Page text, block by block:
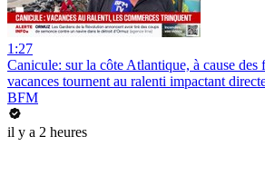
1:27
Canicule: sur la côte Atlantique, à cause des
vacances tournent au ralenti impactant
BFM
il y a 2 heures